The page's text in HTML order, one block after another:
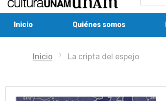
Inicio Quiénes somos
Inicio La cripta del espejo